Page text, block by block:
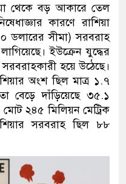
থেকে বড় আকারে তেল
কারণে রাশিয়া
ডলারের সীমা) সরবরাহ
ইউক্রেন যুদ্ধের
হয়ে উঠেছে।
অংশ ছিল মাত্র ১.৭
বেড়ে দাঁড়িয়েছে ৩৫.১
২৪৫ মিলিয়ন মেট্রিক
সরবরাহ ছিল ৮৮